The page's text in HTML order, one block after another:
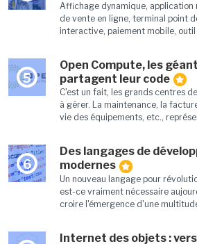
Affichage dynamique, application
de vente en ligne, terminal point
interactive, paiement mobile, outil
5
Open Compute, les
partagent leur code
C'est un fait, les grands centres
à gérer. La maintenance, la
vie des équipements, etc.,
6
Des langages de
modernes
Un nouveau langage pour
est-ce vraiment nécessaire
croire l'émergence d'une
Internet des objets :